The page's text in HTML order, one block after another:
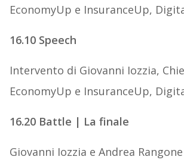
EconomyUp e InsuranceUp,
16.10 Speech
Intervento di Giovanni Iozzia,
EconomyUp e InsuranceUp,
16.20 Battle | La finale
Giovanni Iozzia e Andrea